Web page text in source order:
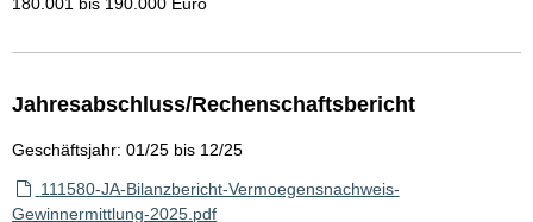
Jahresabschluss/Rechenschaftsbericht
Geschäftsjahr: 01/25 bis 12/25
111580-JA-Bilanzbericht-Vermoegensnachweis-
Gewinnermittlung-2025.pdf